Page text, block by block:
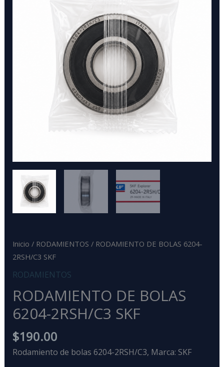
Inicio / RODAMIENTOS / RODAMIENTO DE BOLAS 6204-
2RSH/C3 SKF
RODAMIENTOS
RODAMIENTO DE BOLAS
6204-2RSH/C3 SKF
$190.00
Rodamiento de bolas 6204-2RSH/C3, Marca: SKF